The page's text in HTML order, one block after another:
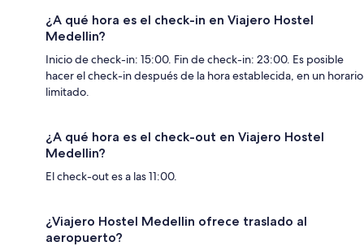
¿A qué hora es el check-in en Viajero Hostel
Medellin?
Inicio de check-in: 15:00. Fin de check-in: 23:00. Es posible
hacer el check-in después de la hora establecida, en un horario
limitado.
¿A qué hora es el check-out en Viajero Hostel
Medellin?
El check-out es a las 11:00.
¿Viajero Hostel Medellin ofrece traslado al
aeropuerto?